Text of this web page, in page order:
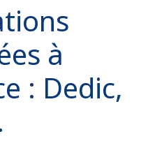
à
: Dedic,